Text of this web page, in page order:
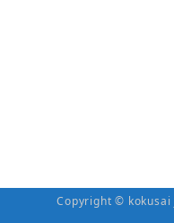
Copyright © kokusai